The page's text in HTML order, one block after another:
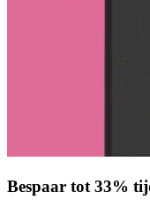
Bespaar tot 33%